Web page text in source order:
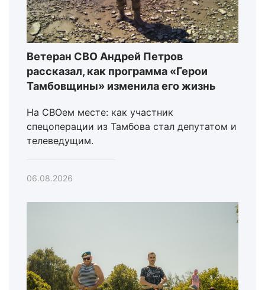
Ветеран СВО Андрей Петров
рассказал, как программа «Герои
Тамбовщины» изменила его жизнь
На СВОем месте: как участник
спецоперации из Тамбова стал депутатом и
телеведущим.
06.08.2026